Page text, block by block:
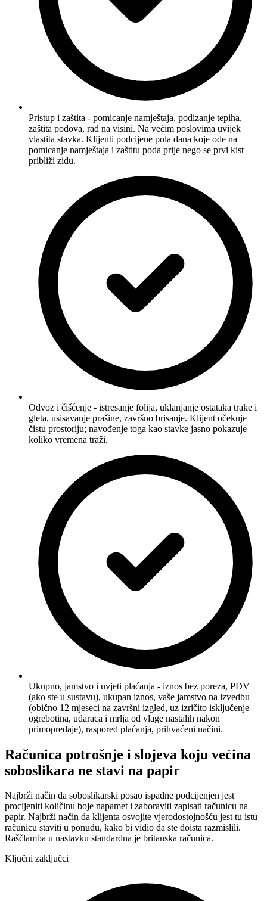
Pristup i zaštita - pomicanje namještaja, podizanje tepiha,
zaštita podova, rad na visini. Na većim poslovima uvijek
vlastita stavka. Klijenti podcijene pola dana koje ode na
pomicanje namještaja i zaštitu poda prije nego se prvi kist
približi zidu.
Odvoz i čišćenje - istresanje folija, uklanjanje ostataka trake i
gleta, usisavanje prašine, završno brisanje. Klijent očekuje
čistu prostoriju; navođenje toga kao stavke jasno pokazuje
koliko vremena traži.
Ukupno, jamstvo i uvjeti plaćanja - iznos bez poreza, PDV
(ako ste u sustavu), ukupan iznos, vaše jamstvo na izvedbu
(obično 12 mjeseci na završni izgled, uz izričito isključenje
ogrebotina, udaraca i mrlja od vlage nastalih nakon
primopredaje), raspored plaćanja, prihvaćeni načini.
Računica potrošnje i slojeva koju većina
soboslikara ne stavi na papir
Najbrži način da soboslikarski posao ispadne podcijenjen jest
procijeniti količinu boje napamet i zaboraviti zapisati računicu na
papir. Najbrži način da klijenta osvojite vjerodostojnošću jest tu istu
računicu staviti u ponudu, kako bi vidio da ste doista razmislili.
Raščlamba u nastavku standardna je britanska računica.
Ključni zaključci